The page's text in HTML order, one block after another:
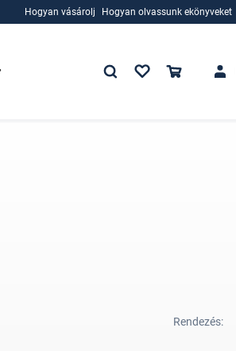
Hogyan vásárolj
Hogyan olvassunk ekönyveket
Rendezés: